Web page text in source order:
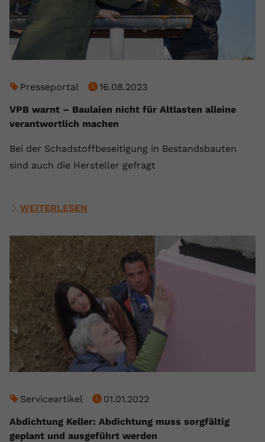
Presseportal
16.08.2023
VPB warnt – Baulaien nicht für Altlasten alleine
verantwortlich machen
Bei der Schadstoffbeseitigung in Bestandsbauten
sind auch die Hersteller gefragt
WEITERLESEN
Serviceartikel
01.01.2022
Abdichtung Keller: Abdichtung muss sorgfältig
geplant und ausgeführt werden